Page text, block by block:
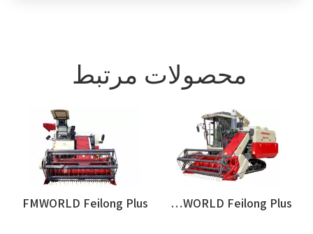
محصولات مرتبط
FMWORLD Feilong Plus FMWORLD Feilong Plus - نسخه آسیایی